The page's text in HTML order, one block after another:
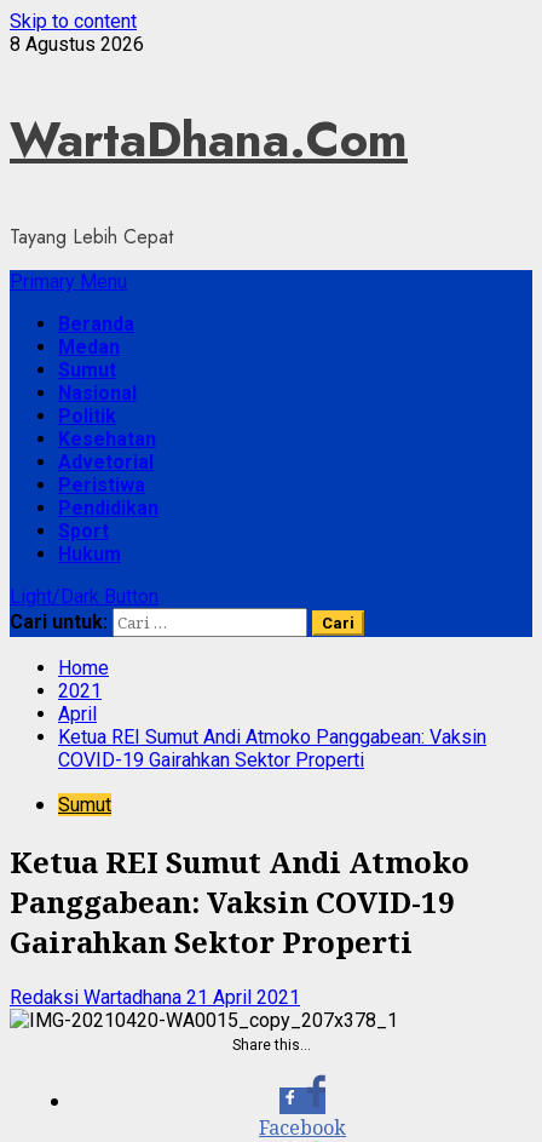
Skip to content
8 Agustus 2026
WartaDhana.Com
Tayang Lebih Cepat
Primary Menu
Beranda
Medan
Sumut
Nasional
Politik
Kesehatan
Advetorial
Peristiwa
Pendidikan
Sport
Hukum
Light/Dark Button
Cari untuk:
Home
2021
April
Ketua REI Sumut Andi Atmoko Panggabean: Vaksin
COVID-19 Gairahkan Sektor Properti
Sumut
Ketua REI Sumut Andi Atmoko
Panggabean: Vaksin COVID-19
Gairahkan Sektor Properti
Redaksi Wartadhana 21 April 2021
Share this…
Facebook